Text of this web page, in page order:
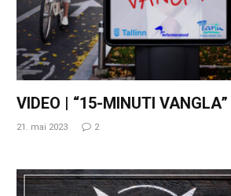
VIDEO | “15-MINUTI VANGLA”
21. mai 2023 2